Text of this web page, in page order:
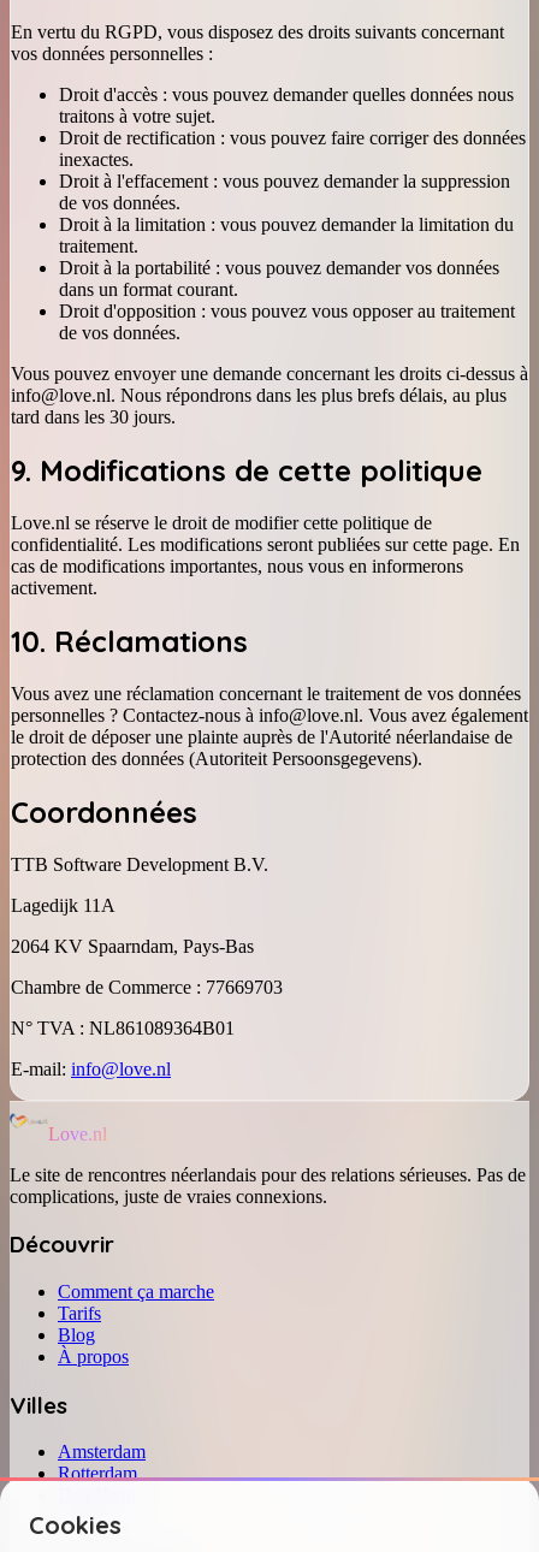
En vertu du RGPD, vous disposez des droits suivants concernant
vos données personnelles :
Droit d'accès : vous pouvez demander quelles données nous
traitons à votre sujet.
Droit de rectification : vous pouvez faire corriger des données
inexactes.
Droit à l'effacement : vous pouvez demander la suppression
de vos données.
Droit à la limitation : vous pouvez demander la limitation du
traitement.
Droit à la portabilité : vous pouvez demander vos données
dans un format courant.
Droit d'opposition : vous pouvez vous opposer au traitement
de vos données.
Vous pouvez envoyer une demande concernant les droits ci-dessus à
info@love.nl. Nous répondrons dans les plus brefs délais, au plus
tard dans les 30 jours.
9. Modifications de cette politique
Love.nl se réserve le droit de modifier cette politique de
confidentialité. Les modifications seront publiées sur cette page. En
cas de modifications importantes, nous vous en informerons
activement.
10. Réclamations
Vous avez une réclamation concernant le traitement de vos données
personnelles ? Contactez-nous à info@love.nl. Vous avez également
le droit de déposer une plainte auprès de l'Autorité néerlandaise de
protection des données (Autoriteit Persoonsgegevens).
Coordonnées
TTB Software Development B.V.
Lagedijk 11A
2064 KV Spaarndam, Pays-Bas
Chambre de Commerce : 77669703
N° TVA : NL861089364B01
E-mail: info@love.nl
Love.nl
Le site de rencontres néerlandais pour des relations sérieuses. Pas de
complications, juste de vraies connexions.
Découvrir
Comment ça marche
Tarifs
Blog
À propos
Villes
Amsterdam
Rotterdam
Utrecht
Cookies